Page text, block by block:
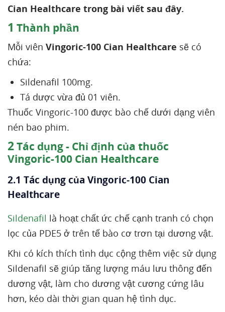
Cian Healthcare trong bài viết sau đây.
1 Thành phần
Mỗi viên Vingoric-100 Cian Healthcare sẽ có
chứa:
Sildenafil 100mg.
Tá dược vừa đủ 01 viên.
Thuốc Vingoric-100 được bào chế dưới dạng viên
nén bao phim.
2Tác dụng - Chỉ định của thuốc
Vingoric-100 Cian Healthcare
2.1 Tác dụng của Vingoric-100 Cian
Healthcare
Sildenafil là hoạt chất ức chế cạnh tranh có chọn
lọc của PDE5 ở trên tế bào cơ trơn tại dương vật.
Khi có kích thích tình dục cộng thêm việc sử dụng
Sildenafil sẽ giúp tăng lượng máu lưu thông đến
dương vật, làm cho dương vật cương cứng lâu
hơn, kéo dài thời gian quan hệ tình dục.